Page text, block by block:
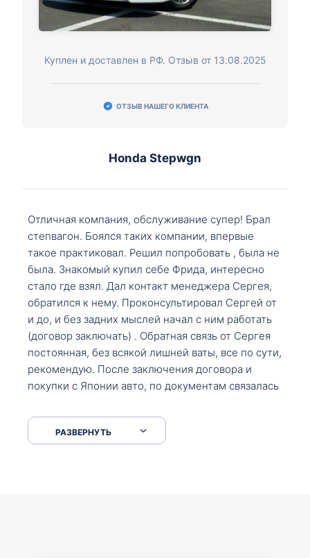
Куплен и доставлен в РФ. Отзыв от 13.08.2025
ОТЗЫВ НАШЕГО КЛИЕНТА
Honda Stepwgn
Отличная компания, обслуживание супер! Брал
степвагон. Боялся таких компании, впервые
такое практиковал. Решил попробовать , была не
была. Знакомый купил себе Фрида, интересно
стало где взял. Дал контакт менеджера Сергея,
обратился к нему. Проконсультировал Сергей от
и до, и без задних мыслей начал с ним работать
(договор заключать) . Обратная связь от Сергея
постоянная, без всякой лишней ваты, все по сути,
рекомендую. После заключения договора и
покупки с Японии авто, по документам связалась
что заполнить, куда зайти, образцы и т.д. После
приехал за авто. Меня тепло встретили Сергей с
РАЗВЕРНУТЬ